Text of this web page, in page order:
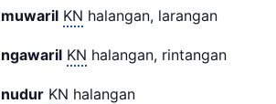
muwaril KN halangan, larangan
ngawaril KN halangan, rintangan
nudur KN halangan